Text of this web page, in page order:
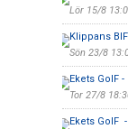
Lör 15/8
Klippans
Sön 23/8
Ekets GoIF -
Tor 27/8
Ekets GoIF -